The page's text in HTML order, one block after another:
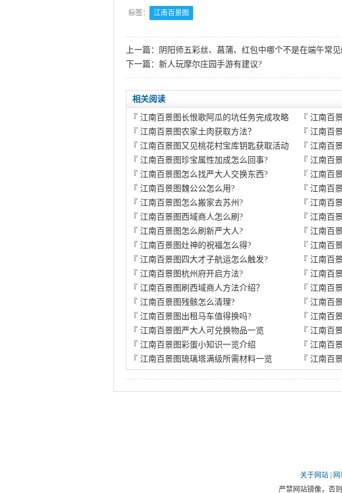
标签： 江南百景图
上一篇：
阴阳师五彩丝、菖蒲、红包中哪个不是在端午常见
下一篇： 新人玩摩尔庄园手游有建议?
相关阅读
『 江南百景图长恨歌阿瓜的坑任务完成攻略 『江南百
『 江南百景图农家土肉获取方法？ 『江南百
『 江南百景图又见桃花村宝库钥匙获取活动 『江南百
『 江南百景图珍宝属性加成怎么回事? 『江南百
『 江南百景图怎么找严大人交换东西? 『江南百
『 江南百景图魏公公怎么用? 『江南百
『 江南百景图怎么搬家去苏州? 『江南百
『 江南百景图西域商人怎么刷? 『江南百
『 江南百景图怎么刷新严大人? 『江南百
『 江南百景图灶神的祝福怎么得? 『江南百
『 江南百景图四大才子航运怎么触发? 『江南百
『 江南百景图杭州府开启方法? 『江南百
『 江南百景图刷西域商人方法介绍？ 『江南百
『 江南百景图残骸怎么清理? 『江南百
『 江南百景图出租马车值得换吗? 『江南百
『 江南百景图严大人可兑换物品一览 『江南百
『 江南百景图彩蛋小知识一览介绍 『江南百
『 江南百景图琉璃塔满级所需材料一览 『江南百
关于网站
严禁网站镜像，否